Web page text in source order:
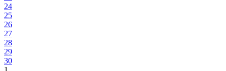
24
25
26
27
28
29
30